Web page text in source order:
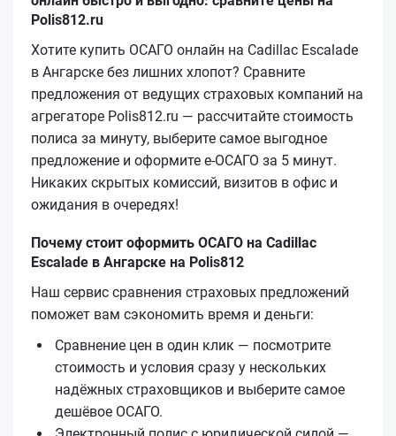
Polis812.ru
Хотите купить ОСАГО онлайн на Cadillac Escalade
в Ангарске без лишних хлопот? Сравните
предложения от ведущих страховых компаний на
агрегаторе Polis812.ru — рассчитайте стоимость
полиса за минуту, выберите самое выгодное
предложение и оформите е‑ОСАГО за 5 минут.
Никаких скрытых комиссий, визитов в офис и
ожидания в очередях!
Почему стоит оформить ОСАГО на Cadillac
Escalade в Ангарске на Polis812
Наш сервис сравнения страховых предложений
поможет вам сэкономить время и деньги:
Сравнение цен в один клик — посмотрите
стоимость и условия сразу у нескольких
надёжных страховщиков и выберите самое
дешёвое ОСАГО.